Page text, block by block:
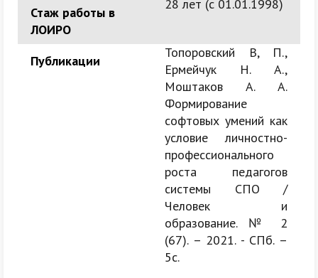
Стаж работы в
ЛОИРО
28 лет (c 01.01.1998)
Публикации
Топоровский В, П.,
Ермейчук Н. А.,
Моштаков А. А.
Формирование
софтовых умений как
условие личностно-
профессионального
роста педагогов
системы СПО /
Человек и
образование. № 2
(67). – 2021. - СПб. –
5с.